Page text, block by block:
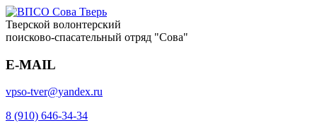
Тверской волонтерский
поисково-спасательный отряд "Сова"
E-MAIL
vpso-tver@yandex.ru
8 (910) 646-34-34